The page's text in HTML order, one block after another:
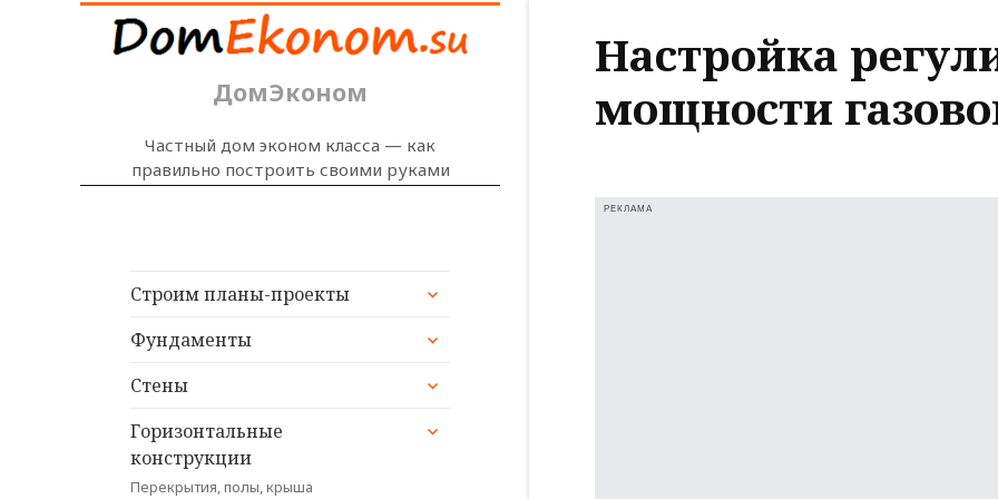
ДомЭконом
Частный дом эконом класса — как
правильно построить своими руками
Строим планы-проекты
раскрыть
меню
Фундаменты
раскрыть
меню
Стены
раскрыть
меню
Горизонтальные
конструкции
Перекрытия, полы, крыша
раскрыть
Настройка
мощности
РЕКЛАМА